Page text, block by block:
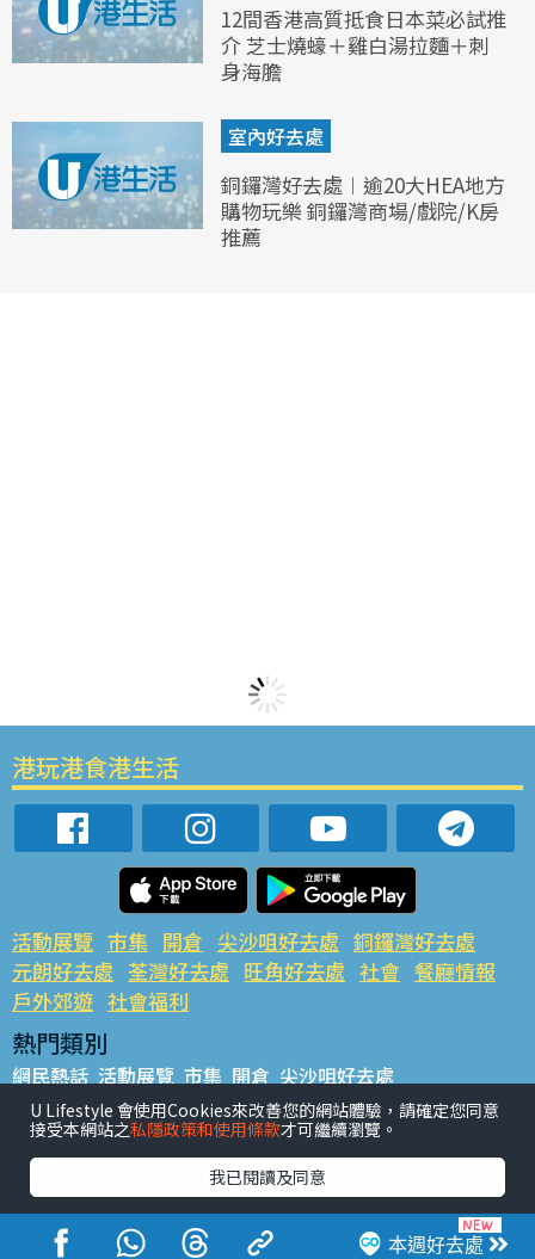
12間香港高質抵食日本菜必試推
介 芝士燒蠔＋雞白湯拉麵＋刺
身海膽
室內好去處
銅鑼灣好去處︱逾20大HEA地方
購物玩樂 銅鑼灣商場/戲院/K房
推薦
本週好去處
港玩港食港生活
活動展覽 市集 開倉 尖沙咀好去處 銅鑼灣好去處
元朗好去處 荃灣好去處 旺角好去處 社會 餐廳情報
戶外郊遊 社會福利
熱門類別
網民熱話 活動展覽 市集 開倉 尖沙咀好去處
銅鑼灣好去處 元朗好去處 荃灣好去處 旺角好去處 社會
餐廳情報 戶外郊遊
熱門標籤
#UGO搵好去處 #人氣活動推介 #美食社群熱話
#親子玩樂好去處
#ULifestyle應用程式
#限時搶
U Lifestyle 會使用Cookies來改善您的網站體驗，請確定您同意
接受本網站之私隱政策和使用條款才可繼續瀏覽。
我已閱讀及同意